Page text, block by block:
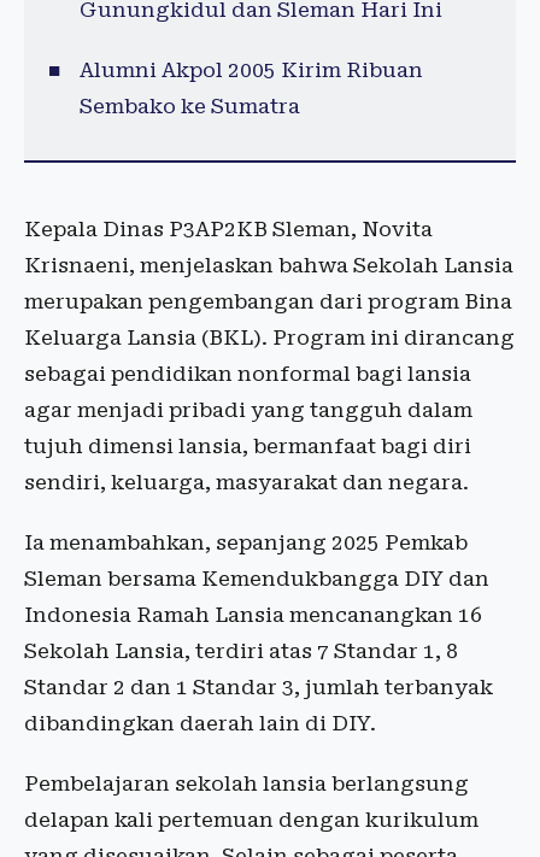
Gunungkidul dan Sleman Hari Ini
Alumni Akpol 2005 Kirim Ribuan
Sembako ke Sumatra
Kepala Dinas P3AP2KB Sleman, Novita
Krisnaeni, menjelaskan bahwa Sekolah Lansia
merupakan pengembangan dari program Bina
Keluarga Lansia (BKL). Program ini dirancang
sebagai pendidikan nonformal bagi lansia
agar menjadi pribadi yang tangguh dalam
tujuh dimensi lansia, bermanfaat bagi diri
sendiri, keluarga, masyarakat dan negara.
Ia menambahkan, sepanjang 2025 Pemkab
Sleman bersama Kemendukbangga DIY dan
Indonesia Ramah Lansia mencanangkan 16
Sekolah Lansia, terdiri atas 7 Standar 1, 8
Standar 2 dan 1 Standar 3, jumlah terbanyak
dibandingkan daerah lain di DIY.
Pembelajaran sekolah lansia berlangsung
delapan kali pertemuan dengan kurikulum